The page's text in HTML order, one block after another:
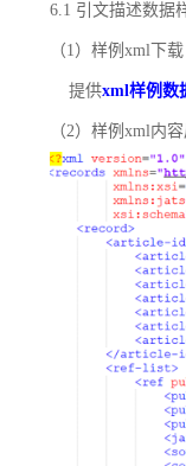
6.1 引文描述数据
（1）样例xml下载
提供xml样例数
（2）样例xml内